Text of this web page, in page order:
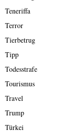
Teneriffa
Terror
Tierbetrug
Tipp
Todesstrafe
Tourismus
Travel
Trump
Türkei